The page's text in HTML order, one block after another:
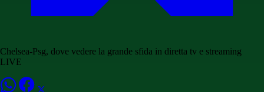
Chelsea-Psg, dove vedere la grande sfida in diretta tv e streaming
LIVE